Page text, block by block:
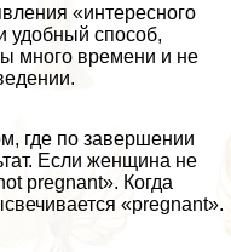
«интересного
удобный способ,
много времени и не
где по завершении
Если женщина не
pregnant». Когда
«pregnant».